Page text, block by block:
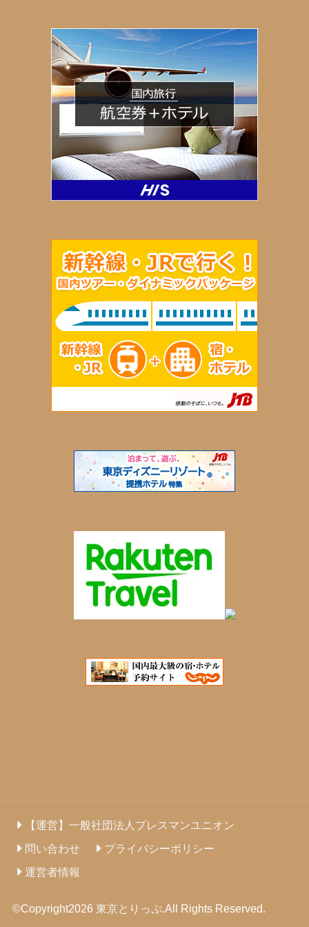
【運営】一般社団法人プレスマンユニオン
問い合わせ
プライバシーポリシー
運営者情報
©Copyright2026 東京とりっぷ.All Rights Reserved.